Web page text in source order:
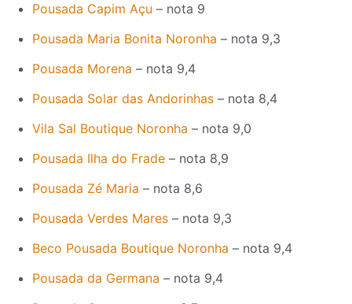
Pousada Capim Açu – nota 9
Pousada Maria Bonita Noronha – nota 9,3
Pousada Morena – nota 9,4
Pousada Solar das Andorinhas – nota 8,4
Vila Sal Boutique Noronha – nota 9,0
Pousada Ilha do Frade – nota 8,9
Pousada Zé Maria – nota 8,6
Pousada Verdes Mares – nota 9,3
Beco Pousada Boutique Noronha – nota 9,4
Pousada da Germana – nota 9,4